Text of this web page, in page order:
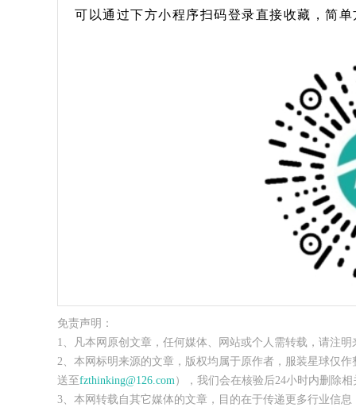
可以通过下方小程序扫码登录直接收藏，简单
免责声明：
1、凡本网原创文章，任何媒体、网站或个人需转载，请注明
2、本网标明来源的文章，版权均属于原作者，服装星球仅
送至fzthinking@126.com），我们会在核验后24小时内删除
3、本网转载自其它媒体的文章，目的在于传递更多行业信